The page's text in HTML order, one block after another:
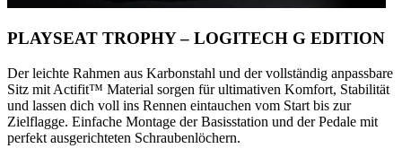
PLAYSEAT TROPHY – LOGITECH G EDITION
Der leichte Rahmen aus Karbonstahl und der vollständig anpassbare
Sitz mit Actifit™️ Material sorgen für ultimativen Komfort, Stabilität
und lassen dich voll ins Rennen eintauchen vom Start bis zur
Zielflagge. Einfache Montage der Basisstation und der Pedale mit
perfekt ausgerichteten Schraubenlöchern.